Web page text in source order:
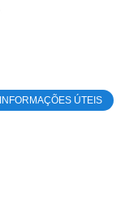
INFORMAÇÕES ÚTEIS